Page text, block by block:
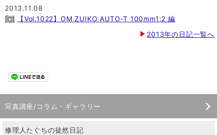
2013.11.08
【Vol.1022】OM ZUIKO AUTO-T 100mm1:2 編
2013年の日記一覧へ
写真講座/コラム・ギャラリー
修理人たぐちの徒然日記